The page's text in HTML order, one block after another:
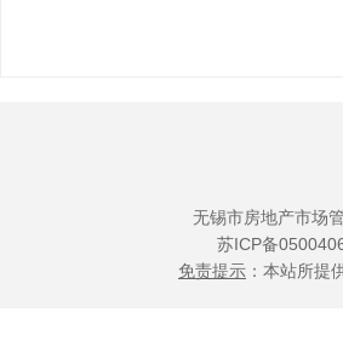
无锡市房地产市场
苏ICP备
免责提示 ：本站所提